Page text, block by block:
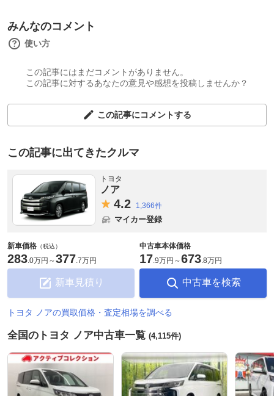
みんなのコメント
使い方
この記事にはまだコメントがありません。
この記事に対するあなたの意見や感想を投稿しませんか？
この記事にコメントする
この記事に出てきたクルマ
トヨタ
ノア
4.2 1,366件
マイカー登録
新車価格 （税込）
283.0万円 ～377.7万円
新車見積り
中古車本体価格
17.9万円 ～673.8万円
中古車を検索
トヨタ ノアの買取価格・査定相場を調べる
全国のトヨタ ノア中古車一覧 (4,115件)